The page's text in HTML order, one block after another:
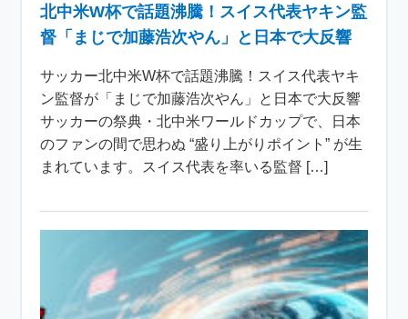
北中米W杯で話題沸騰！スイス代表ヤキン監
督「まじで加藤浩次やん」と日本で大反響
サッカー北中米W杯で話題沸騰！スイス代表ヤキ
ン監督が「まじで加藤浩次やん」と日本で大反響
サッカーの祭典・北中米ワールドカップで、日本
のファンの間で思わぬ “盛り上がりポイント” が生
まれています。スイス代表を率いる監督 […]